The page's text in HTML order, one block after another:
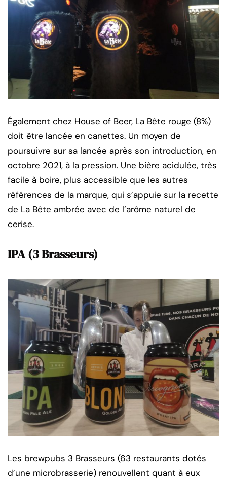
Également chez House of Beer, La Bête rouge (8%)
doit être lancée en canettes. Un moyen de
poursuivre sur sa lancée après son introduction, en
octobre 2021, à la pression. Une bière acidulée, très
facile à boire, plus accessible que les autres
références de la marque, qui s’appuie sur la recette
de La Bête ambrée avec de l’arôme naturel de
cerise.
IPA (3 Brasseurs)
Les brewpubs 3 Brasseurs (63 restaurants dotés
d’une microbrasserie) renouvellent quant à eux